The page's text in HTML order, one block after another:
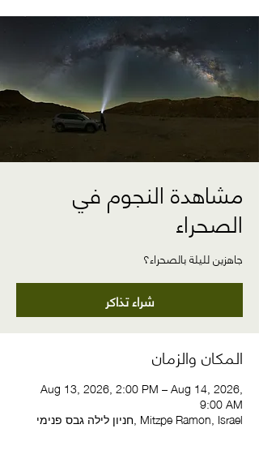
مشاهدة النجوم في
الصحراء
جاهزين لليلة بالصحراء؟
شراء تذاكر
المكان والزمان
Aug 13, 2026, 2:00 PM – Aug 14, 2026,
9:00 AM
חניון לילה גבס פנימי, Mitzpe Ramon, Israel